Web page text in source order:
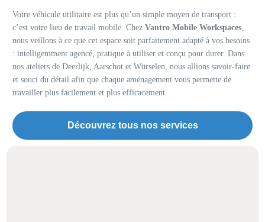
Votre véhicule utilitaire est plus qu’un simple moyen de transport :
c’est votre lieu de travail mobile. ChezVantro Mobile Workspaces,
nous veillons à ce que cet espace soit parfaitement adapté à vos besoins
: intelligemment agencé, pratique à utiliser et conçu pour durer. Dans
nos ateliers de Deerlijk, Aarschot et Würselen, nous allions savoir-faire
et souci du détail afin que chaque aménagement vous permette de
travailler plus facilement et plus efficacement.
Découvrez tous nos services